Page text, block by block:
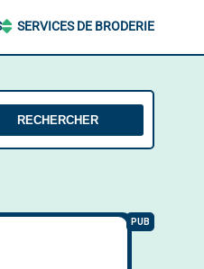
SERVICES DE BRODERIE
RECHERCHER